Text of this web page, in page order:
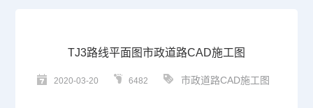
TJ3路线平面图市政道路CAD施工图
2020-03-20 6482 市政道路CAD施工图